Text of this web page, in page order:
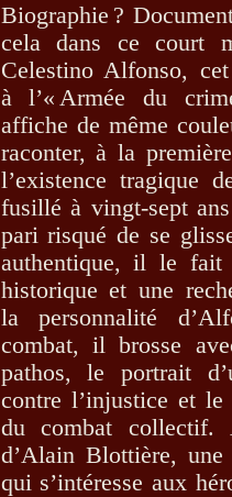
Biographie ?
cela dans ce court
Celestino Alfonso,
à l’« Armée du
affiche de même
raconter, à la
l’existence tragique
fusillé à vingt-sept
pari risqué de se
authentique, il le
historique et une
la personnalité
combat, il brosse
pathos, le portrait
contre l’injustice et
du combat collectif.
d’Alain Blottière,
qui s’intéresse aux